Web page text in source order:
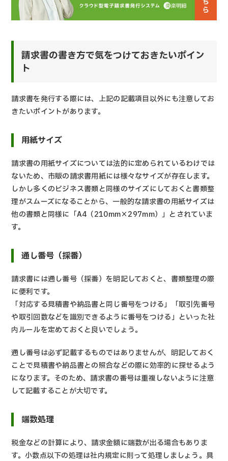
請求書の書き方で気をつけておきたいポイン
ト
請求書を発行する際には、上記の記載項目以外にも注意してお
きたいポイントがあります。
用紙サイズ
請求書の用紙サイズについては法的に定められているわけでは
ないため、市販の請求書用紙には様々なサイズが存在します。
しかし多くのビジネス書類と同様のサイズにしておくと書類整
理がスムーズになることから、一般的な請求書の用紙サイズは
他の書類と同様に「A4（210mm×297mm）」とされていま
す。
通し番号（採番）
請求書には通し番号（採番）を明記しておくと、書類整理の際
に便利です。
「対応する見積書や納品書と同じ番号をつける」「取引先番号
や取引回数などを識別できるように番号をつける」といった社
内ルールを定めておくと良いでしょう。
通し番号は必ず記載するものではありませんが、明記しておく
ことで見積書や納品書との照合などの際に効率的に探せるよう
になります。そのため、請求書の番号は重複しないように注意
して記載することが大切です。
端数処理
税金などの計算により、請求金額に端数が出る場合もありま
す。小数点以下の処理は社内規定に則って処理しましょう。具